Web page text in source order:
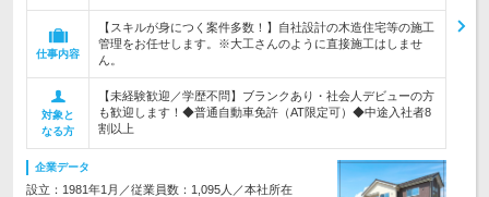
仕事内容
【スキルが身につく案件多数！】自社設計の木造住宅等の施工
管理をお任せします。※大工さんのように直接施工はしませ
ん。
対象と
なる方
【未経験歓迎／学歴不問】ブランクあり・社会人デビューの方
も歓迎します！◆普通自動車免許（AT限定可）◆中途入社者8
割以上
企業データ
設立：1981年1月／従業員数：1,095人／本社所在